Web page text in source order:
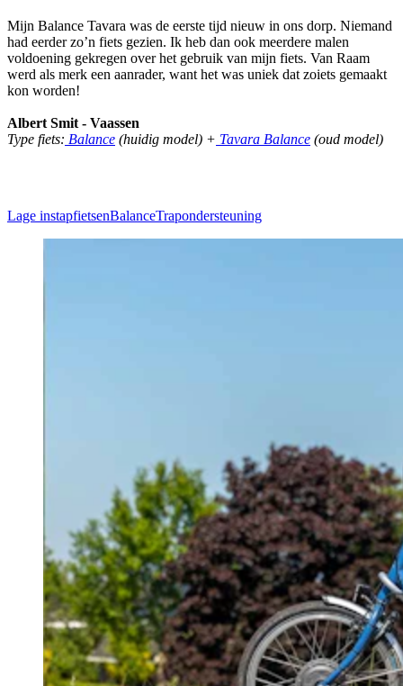
Mijn Balance Tavara was de eerste tijd nieuw in ons dorp. Niemand
had eerder zo’n fiets gezien. Ik heb dan ook meerdere malen
voldoening gekregen over het gebruik van mijn fiets. Van Raam
werd als merk een aanrader, want het was uniek dat zoiets gemaakt
kon worden!
Albert Smit - Vaassen
Type fiets: Balance (huidig model) + Tavara Balance (oud model)
Lage instapfietsenBalanceTrapondersteuning